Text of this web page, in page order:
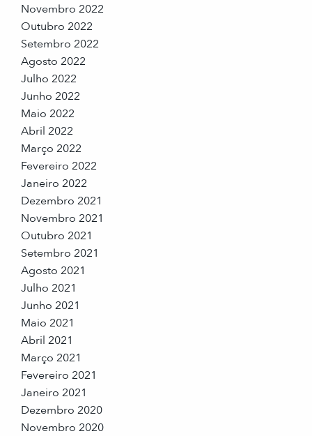
Novembro 2022
Outubro 2022
Setembro 2022
Agosto 2022
Julho 2022
Junho 2022
Maio 2022
Abril 2022
Março 2022
Fevereiro 2022
Janeiro 2022
Dezembro 2021
Novembro 2021
Outubro 2021
Setembro 2021
Agosto 2021
Julho 2021
Junho 2021
Maio 2021
Abril 2021
Março 2021
Fevereiro 2021
Janeiro 2021
Dezembro 2020
Novembro 2020